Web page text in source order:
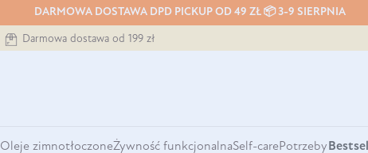
DARMOWA DOSTAWA DPD PICKUP OD 49 ZŁ 📦 3-9 SIERPNIA
Darmowa dostawa od 199 zł
Oleje zimnotłoczoneŻywność funkcjonalnaSelf-carePotrzeby